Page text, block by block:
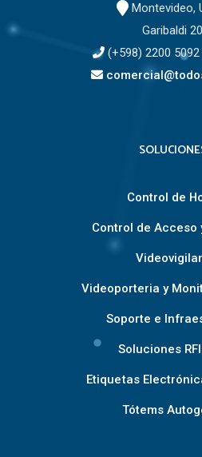
Montevideo,
Garibaldi
(+598) 2200
Control de
Control de Acceso
Videoporteria y
Soporte e
Soluciones
Etiquetas
Tótems